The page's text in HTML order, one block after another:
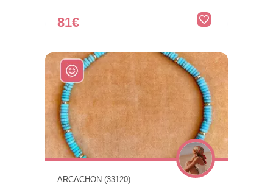
81€
ARCACHON (33120)